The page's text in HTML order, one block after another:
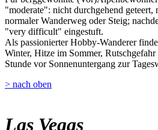
"moderate": nicht durchgehend
normaler Wanderweg oder Steig;
"very difficult" eingestuft.
Als passionierter Hobby-Wanderer
Winter, Hitze im Sommer,
Stunde vor Sonnenuntergang zur
> nach oben
Las Vegas